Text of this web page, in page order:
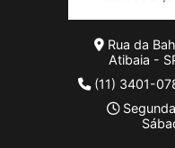
Rua da
Atibaia -
(11) 3401-